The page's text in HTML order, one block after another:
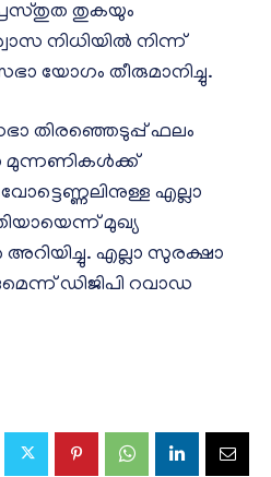
പ്രസ്തുത തുകയും
നിധിയില്‍ നിന്ന്
യോഗം തീരുമാനിച്ചു.
തിരഞ്ഞെടുപ്പ് ഫലം
മുന്നണികള്‍ക്ക്
എല്ലാ
മുഖ്യ
എല്ലാ സുരക്ഷാ
ഡിജിപി റവാഡ